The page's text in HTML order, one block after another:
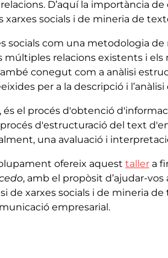
D’aquí la importància
xarxes socials i de mineria de
socials com una metodologia
relacions existents i
conegut com a anàlisi
per a la descripció i
és el procés d'obtenció
d'estructuració del text
una avaluació i
ofereix aquest taller a
, amb el propòsit d’ajudar-
de xarxes socials i de mineria
empresarial.